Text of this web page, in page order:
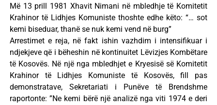
Më 13 prill 1981 Xhavit Nimani në mbledhje të Komitetit
Krahinor të Lidhjes Komuniste thoshte edhe këto: “… sot
kemi biseduar, thanë se nuk kemi vend në burg”
Arrestimet e reja, në fakt ishin vazhdim i intensifikuar i
ndjekjeve që i bëheshin në kontinuitet Lëvizjes Kombëtare
të Kosovës. Në një nga mbledhjet e Kryesisë së Komitetit
Krahinor të Lidhjes Komuniste të Kosovës, fill pas
demonstratave, Sekretariati i Punëve të Brendshme
raportonte: ”Ne kemi bërë një analizë nga viti 1974 e deri